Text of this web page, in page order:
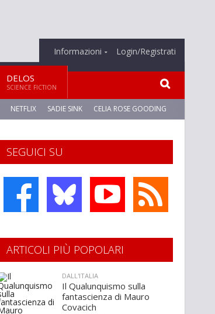
Informazioni Login/Registrati
DELOS
SCIENCE FICTION
NETFLIX SADIE SINK CELIA ROSE GOODING
SEGUICI SU
ARTICOLI PIÙ POPOLARI
DALL'ITALIA
Il Qualunquismo sulla
fantascienza di Mauro
Covacich